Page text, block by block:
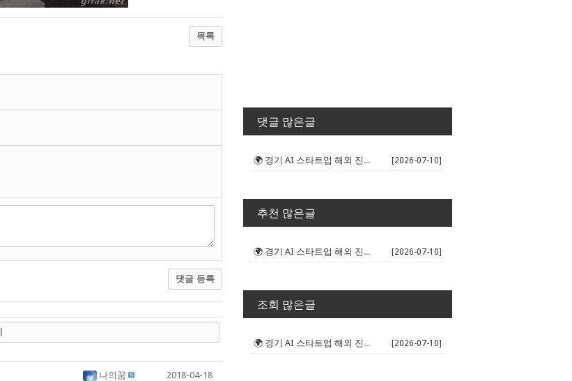
목록
댓글 등록
나의꿈 2018-04-18
댓글 많은글
🌍 경기 AI 스타트업 해외 진출 판... [2026-07-10]
추천 많은글
🌍 경기 AI 스타트업 해외 진출 판... [2026-07-10]
조회 많은글
🌍 경기 AI 스타트업 해외 진출 판... [2026-07-10]